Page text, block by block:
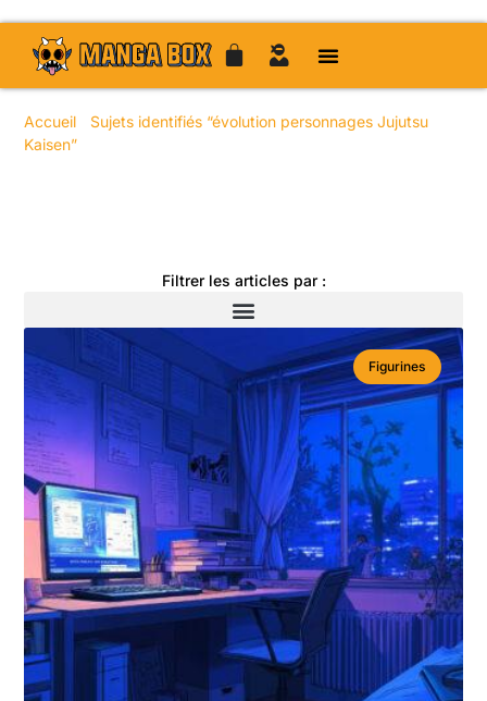
Accueil
Sujets identifiés “évolution personnages Jujutsu
Kaisen”
Filtrer les articles par :
Figurines